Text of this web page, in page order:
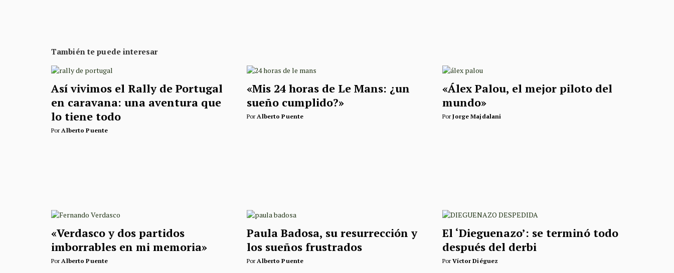
También te puede interesar
Así vivimos el Rally de Portugal
en caravana: una aventura que
lo tiene todo
PorAlberto Puente
«Mis 24 horas de Le Mans: ¿un
sueño cumplido?»
PorAlberto Puente
«Álex Palou, el mejor piloto del
mundo»
PorJorge Majdalani
«Verdasco y dos partidos
imborrables en mi memoria»
Por Alberto Puente
Paula Badosa, su resurrección y
los sueños frustrados
Por Alberto Puente
El ‘Dieguenazo’: se terminó todo
después del derbi
PorVíctor Diéguez